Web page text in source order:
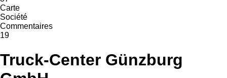
Carte
Société
Commentaires
19
Truck-Center Günzburg